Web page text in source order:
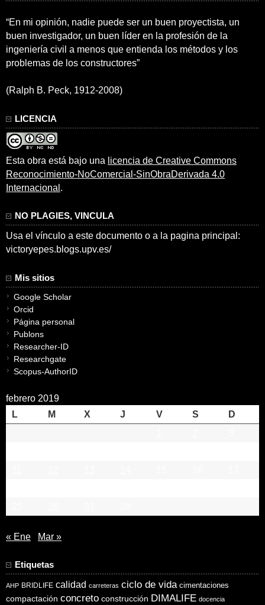
“En mi opinión, nadie puede ser un buen proyectista, un
buen investigador, un buen líder en la profesión de la
ingeniería civil a menos que entienda los métodos y los
problemas de los constructores”
(Ralph B. Peck, 1912-2008)
LICENCIA
Esta obra está bajo una licencia de Creative Commons
Reconocimiento-NoComercial-SinObraDerivada 4.0
Internacional .
NO PLAGIES, VINCULA
Usa el vínculo a este documento o a la pagina principal:
victoryepes.blogs.upv.es/
Mis sitios
Google Scholar
Orcid
Página personal
Publons
Researcher-ID
Researchgate
Scopus-AuthorID
febrero 2019
L
M X J V S
D
« Ene Mar »
Etiquetas
AHP BRIDLIFE calidad carreteras ciclo de vida cimentaciones
compactación concreto construcción DIMALIFE docencia